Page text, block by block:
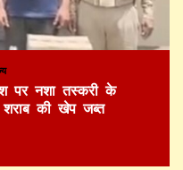
पर नशा तस्करी के
शराब की खेप जब्त